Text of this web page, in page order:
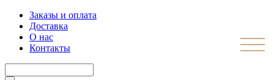
Заказы и оплата
Доставка
О нас
Контакты